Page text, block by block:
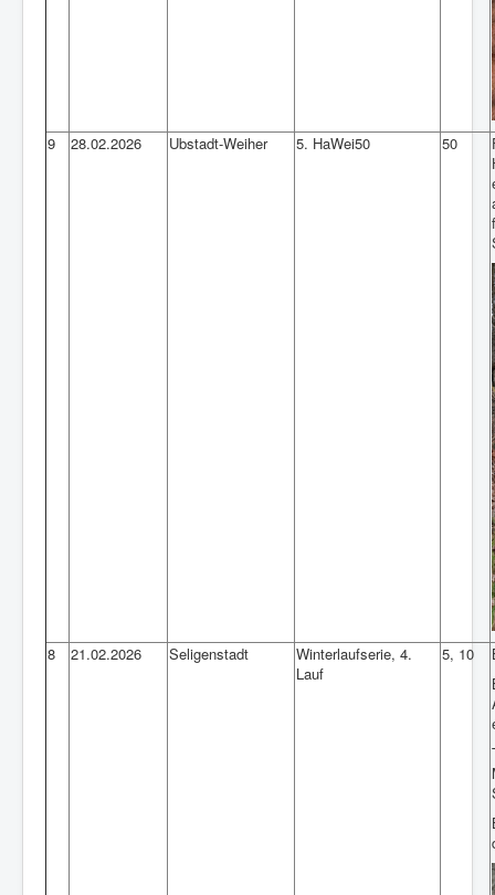
9 28.02.2026 Ubstadt-Weiher 5. HaWei50 50
8 21.02.2026 Seligenstadt
Winterlaufserie, 4.
Lauf
5, 10